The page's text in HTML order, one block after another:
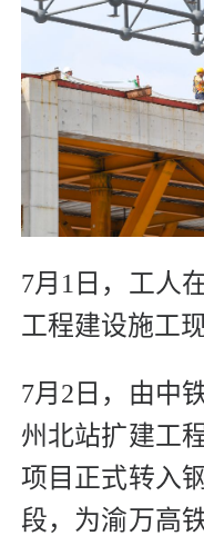
7月1日，工人
工程建设施工
7月2日，由中
州北站扩建工
项目正式转入
段，为渝万高